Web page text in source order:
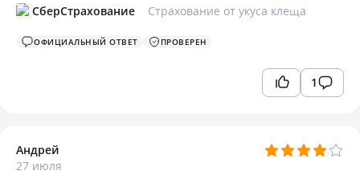
СберСтрахование Страхование от укуса клеща
ОФИЦИАЛЬНЫЙ ОТВЕТ ПРОВЕРЕН
1
Андрей
27 июля